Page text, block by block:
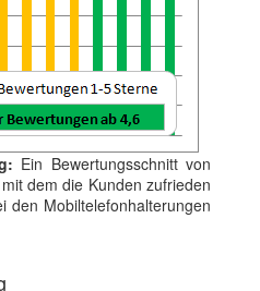
Ein Bewertungsschnitt von
dem die Kunden zufrieden
den Mobiltelefonhalterungen